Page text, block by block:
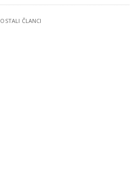
OSTALI ČLANCI